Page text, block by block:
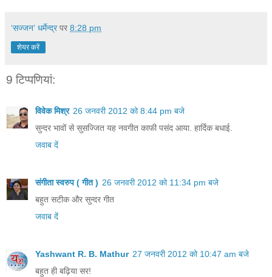
‘सज्जन’ धर्मेन्द्र पर 8:28 pm
शेयर करें
9 टिप्‍पणियां:
विवेक मिश्र 26 जनवरी 2012 को 8:44 pm बजे
सुन्दर भावों से सुसज्जित यह नवगीत काफी पसंद आया. हार्दिक बधाई.
जवाब दें
संगीता स्वरुप ( गीत ) 26 जनवरी 2012 को 11:34 pm बजे
बहुत सटीक और सुन्दर गीत
जवाब दें
Yashwant R. B. Mathur 27 जनवरी 2012 को 10:47 am बजे
बहुत ही बढ़िया सर!